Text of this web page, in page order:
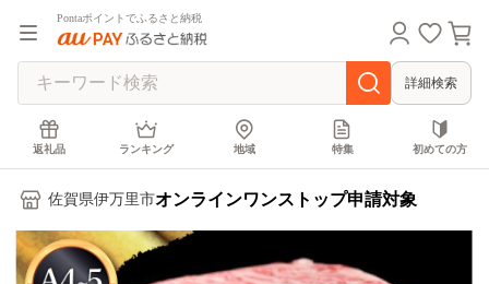
Pontaポイントでふるさと納税
詳細検索
返礼品 ランキング 地域 特集 初めての方
佐賀県伊万里市オンラインワンストップ申請対象